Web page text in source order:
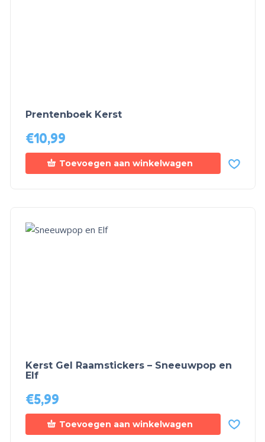
Prentenboek Kerst
€10,99
Toevoegen aan winkelwagen
Kerst Gel Raamstickers – Sneeuwpop en
Elf
€5,99
Toevoegen aan winkelwagen